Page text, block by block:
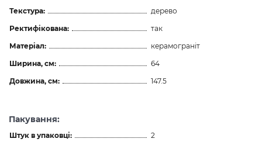
Текстура:
дерево
Ректифікована:
так
Матеріал:
керамограніт
Ширина, см:
64
Довжина, см:
147.5
Пакування:
Штук в упаковці:
2